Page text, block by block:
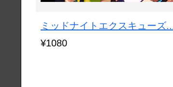
ミッドナイトエクスキューズ
¥1080